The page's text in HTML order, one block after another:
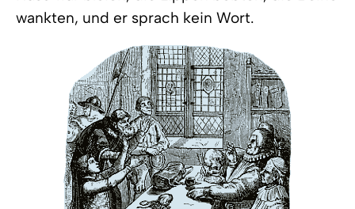
wankten, und er sprach kein Wort.